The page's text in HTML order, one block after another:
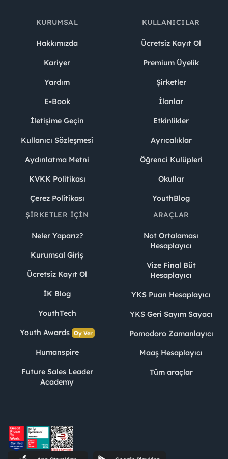
KURUMSAL
Hakkımızda
Kariyer
Yardım
E-Book
İletişime Geçin
Kullanıcı Sözleşmesi
Aydınlatma Metni
KVKK Politikası
Çerez Politikası
KULLANICILAR
Ücretsiz Kayıt Ol
Premium Üyelik
Şirketler
İlanlar
Etkinlikler
Ayrıcalıklar
Öğrenci Kulüpleri
Okullar
YouthBlog
ŞIRKETLER İÇIN
Neler Yaparız?
Kurumsal Giriş
Ücretsiz Kayıt Ol
İK Blog
YouthTech
Youth Awards Oy Ver
Humanspire
Future Sales Leader
Academy
ARAÇLAR
Not Ortalaması
Hesaplayıcı
Vize Final Büt
Hesaplayıcı
YKS Puan Hesaplayıcı
YKS Geri Sayım Sayacı
Pomodoro Zamanlayıcı
Maaş Hesaplayıcı
Tüm araçlar